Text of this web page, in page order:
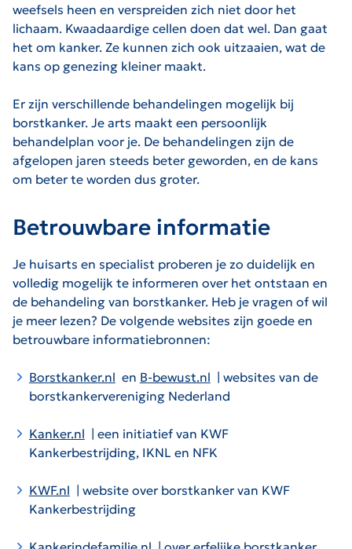
weefsels heen en verspreiden zich niet door het
lichaam. Kwaadaardige cellen doen dat wel. Dan gaat
het om kanker. Ze kunnen zich ook uitzaaien, wat de
kans op genezing kleiner maakt.
Er zijn verschillende behandelingen mogelijk bij
borstkanker. Je arts maakt een persoonlijk
behandelplan voor je. De behandelingen zijn de
afgelopen jaren steeds beter geworden, en de kans
om beter te worden dus groter.
Betrouwbare informatie
Je huisarts en specialist proberen je zo duidelijk en
volledig mogelijk te informeren over het ontstaan en
de behandeling van borstkanker. Heb je vragen of wil
je meer lezen? De volgende websites zijn goede en
betrouwbare informatiebronnen:
Borstkanker.nl De link zal worden geopend op een nieuwe pagina.
en B-bewust.nl De link zal worden geopend op een nieuwe pagina.
| websites van de
borstkankervereniging Nederland
Kanker.nl De link zal worden geopend op een nieuwe pagina.
| een initiatief van KWF
Kankerbestrijding, IKNL en NFK
KWF.nl De link zal worden geopend op een nieuwe pagina.
| website over borstkanker van KWF
Kankerbestrijding